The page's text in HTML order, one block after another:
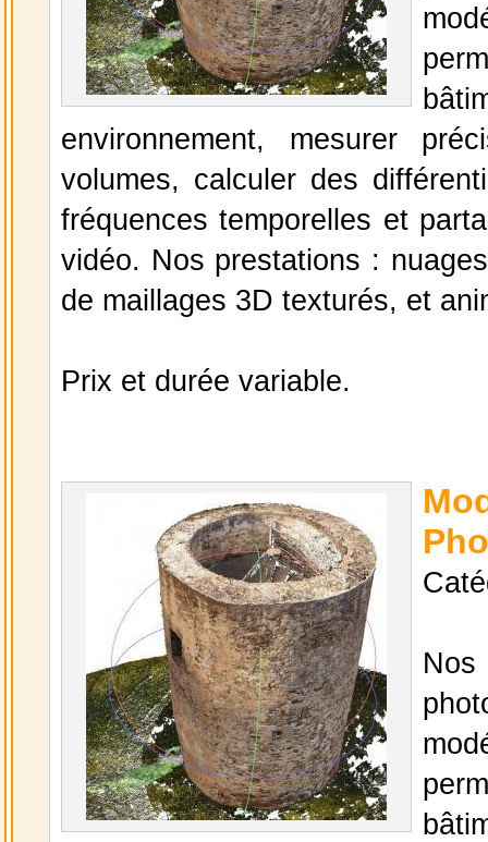
environnement, mesurer
volumes, calculer des
fréquences temporelles et
vidéo. Nos prestations :
de maillages 3D texturés, et
Prix et durée variable.